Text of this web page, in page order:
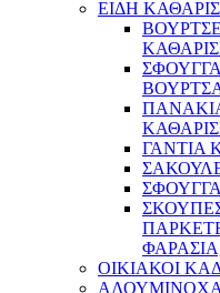
ΕΙΔΗ
ΓΑΝΤΙΑ
ΟΙΚΙΑΚΟΙ